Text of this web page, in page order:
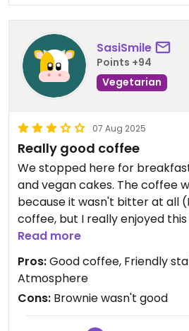
SasiSmile
Points +94
Vegetarian
07 Aug 2025
Really good coffee
We stopped here for
and vegan cakes. The coffee
because it wasn't bitter at all
coffee, but I really enjoyed
was quite dry and hard
staff was very friendly though
very cozy place!
Read more
Pros:Good coffee, Friendly
Atmosphere
Cons: Brownie wasn't good